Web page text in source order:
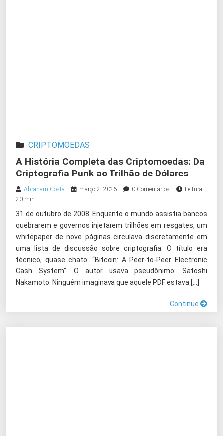
CRIPTOMOEDAS
A História Completa das Criptomoedas: Da
Criptografia Punk ao Trilhão de Dólares
Abraham Costa março 2, 2026 0 Comentários
Leitura:
20 min
31 de outubro de 2008. Enquanto o mundo assistia bancos
quebrarem e governos injetarem trilhões em resgates, um
whitepaper de nove páginas circulava discretamente em
uma lista de discussão sobre criptografia. O título era
técnico, quase chato: “Bitcoin: A Peer-to-Peer Electronic
Cash System”. O autor usava pseudônimo: Satoshi
Nakamoto. Ninguém imaginava que aquele PDF estava […]
Continue